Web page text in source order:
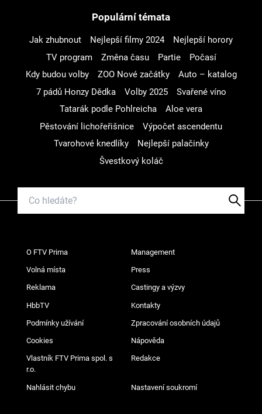
Populární témata
Jak zhubnout Nejlepší filmy 2024
Nejlepší horory
TV program
Změna času Partie
Počasí
Kdy budou volby
ZOO Nové začátky
Auto – katalog
7 pádů Honzy Dědka
Volby 2025
Svařené víno
Tatarák podle Pohlreicha
Aloe vera
Pěstování lichořeřišnice
Výpočet ascendentu
Tvarohové knedlíky
Nejlepší palačinky
Švestkový koláč
O FTV Prima Management
Volná místa Press
Reklama Castingy a výzvy
HbbTV Kontakty
Podmínky užívání Zpracování osobních údajů
Cookies Nápověda
Vlastník FTV Prima spol. s
r.o.
Redakce
Nahlásit chybu Nastavení soukromí